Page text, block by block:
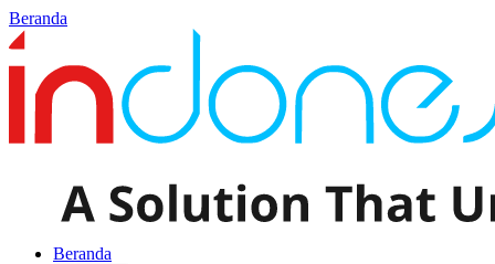
Beranda
Beranda